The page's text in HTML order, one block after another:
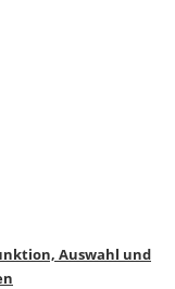
Auswahl und